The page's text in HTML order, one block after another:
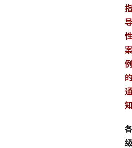
指
导
性
案
例
的
通
知
各
级